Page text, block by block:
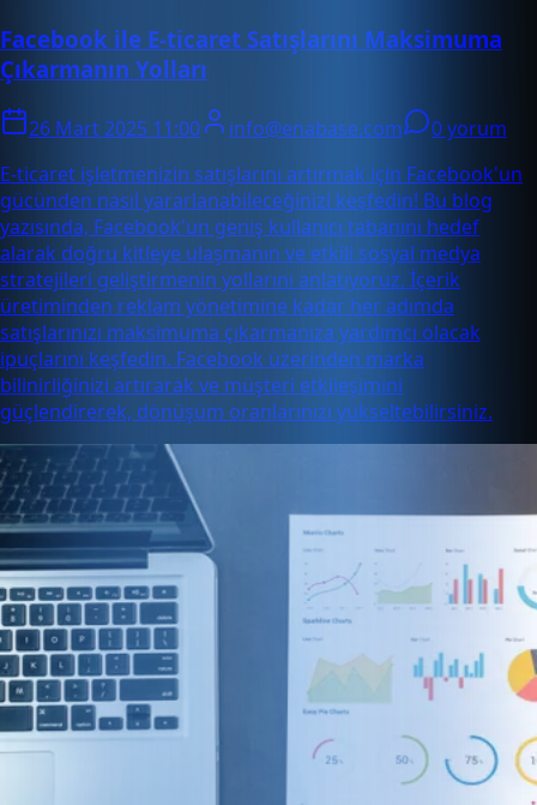
Facebook ile E-ticaret Satışlarını Maksimuma
Çıkarmanın Yolları
26 Mart 2025 11:00 info@enabase.com
0 yorum
E-ticaret işletmenizin satışlarını artırmak için Facebook'un
gücünden nasıl yararlanabileceğinizi keşfedin! Bu blog
yazısında, Facebook'un geniş kullanıcı tabanını hedef
alarak doğru kitleye ulaşmanın ve etkili sosyal medya
stratejileri geliştirmenin yollarını anlatıyoruz. İçerik
üretiminden reklam yönetimine kadar her adımda
satışlarınızı maksimuma çıkarmanıza yardımcı olacak
ipuçlarını keşfedin. Facebook üzerinden marka
bilinirliğinizi artırarak ve müşteri etkileşimini
güçlendirerek, dönüşüm oranlarınızı yükseltebilirsiniz.